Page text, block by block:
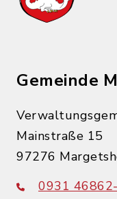
Gemeinde
Mainstraße 15
97276
0931